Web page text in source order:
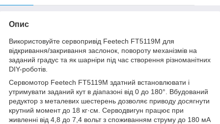
Опис
Використовуйте сервопривід Feetech FT5119M для
відкривання/закривання заслонок, повороту механізмів на
заданий градус та як шарніри під час створення різноманітних
DIY-роботів.
Сервомотор Feetech FT5119M здатний встановлювати і
утримувати заданий кут в діапазоні від 0 до 180°. Вбудований
редуктор з металевих шестерень дозволяє приводу досягнути
крутний момент до 18 кг·см. Серводвигун працює при
живленні від 4,8 до 7,4 вольт з споживанням струму до 180 мА